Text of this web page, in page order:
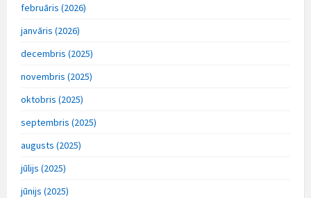
februāris (2026)
janvāris (2026)
decembris (2025)
novembris (2025)
oktobris (2025)
septembris (2025)
augusts (2025)
jūlijs (2025)
jūnijs (2025)